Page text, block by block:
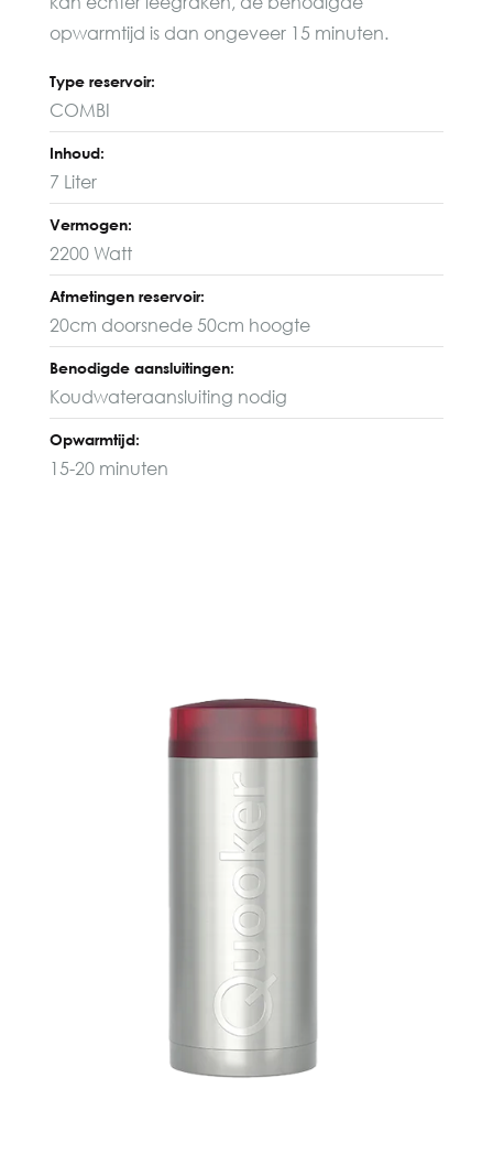
opwarmtijd is dan ongeveer 15 minuten.
Type reservoir:
COMBI
Inhoud:
7 Liter
Vermogen:
2200 Watt
Afmetingen reservoir:
20cm doorsnede 50cm hoogte
Benodigde aansluitingen:
Koudwateraansluiting nodig
Opwarmtijd:
15-20 minuten